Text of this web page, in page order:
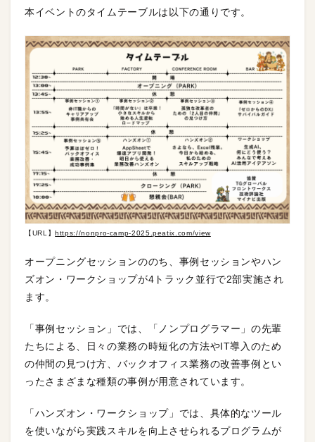
本イベントのタイムテーブルは以下の通りです。
【URL】https://nonpro-camp-2025.peatix.com/view
オープニングセッションののち、事例セッションやハン
ズオン・ワークショップが4トラック並行で2部実施され
ます。
「事例セッション」では、「ノンプログラマー」の先輩
たちによる、日々の業務の時短化の方法やIT導入のため
の仲間の見つけ方、バックオフィス業務の改善事例とい
ったさまざまな種類の事例が用意されています。
「ハンズオン・ワークショップ」では、具体的なツール
を使いながら実践スキルを向上させられるプログラムが